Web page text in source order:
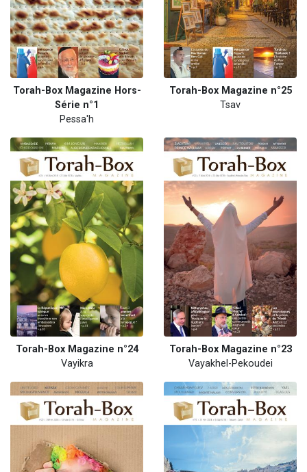
Torah-Box Magazine Hors-
Série n°1
Pessa'h
Torah-Box Magazine n°25
Tsav
Torah-Box Magazine n°24
Vayikra
Torah-Box Magazine n°23
Vayakhel-Pekoudei